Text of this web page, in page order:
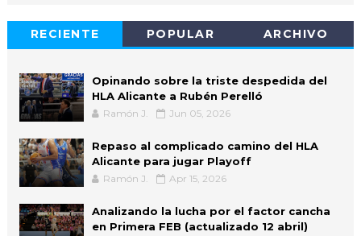
RECIENTE POPULAR ARCHIVO
Opinando sobre la triste despedida del
HLA Alicante a Rubén Perelló
Ramón J. Jun 05, 2026
Repaso al complicado camino del HLA
Alicante para jugar Playoff
Ramón J. Apr 15, 2026
Analizando la lucha por el factor cancha
en Primera FEB (actualizado 12 abril)